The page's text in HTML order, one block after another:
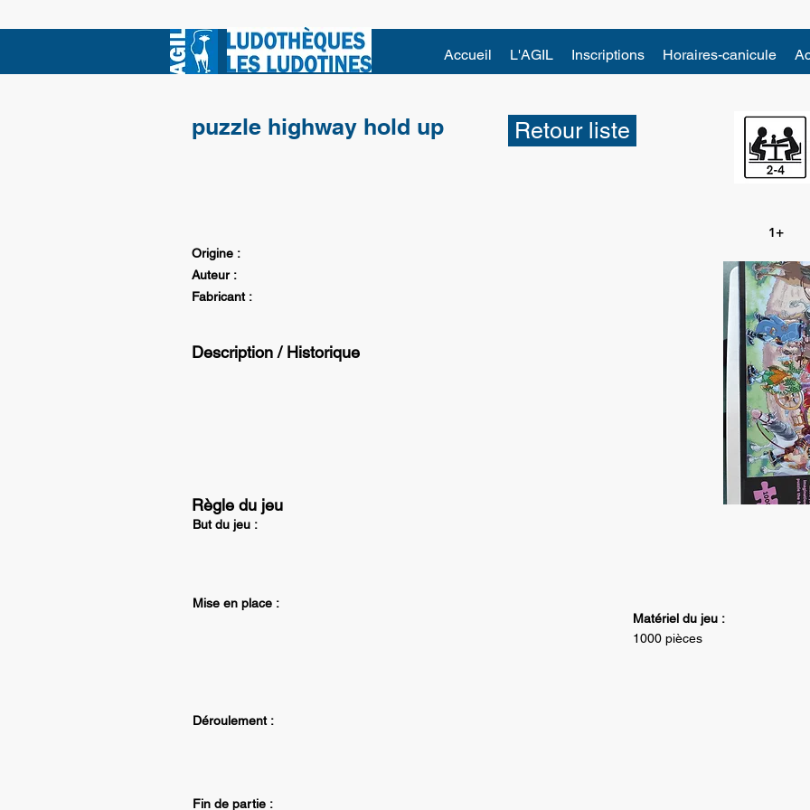
Accueil L'AGIL Inscriptions Horaires-canicule
puzzle highway hold up Retour liste
Origine :
Auteur :
Fabricant :
Description / Historique
Règle du jeu
But du jeu :
1+
Mise en place :
Déroulement :
Matériel du jeu :
1000 pièces
Fin de partie :